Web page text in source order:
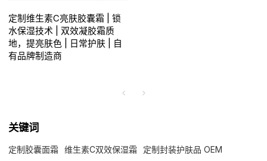
定制维生素C亮肤胶囊霜 | 锁
水保湿技术 | 双效凝胶霜质
地，提亮肤色 | 日常护肤 | 自
有品牌制造商
关键词
定制胶囊面霜 维生素C双效保湿霜
定制封装护肤品 OEM